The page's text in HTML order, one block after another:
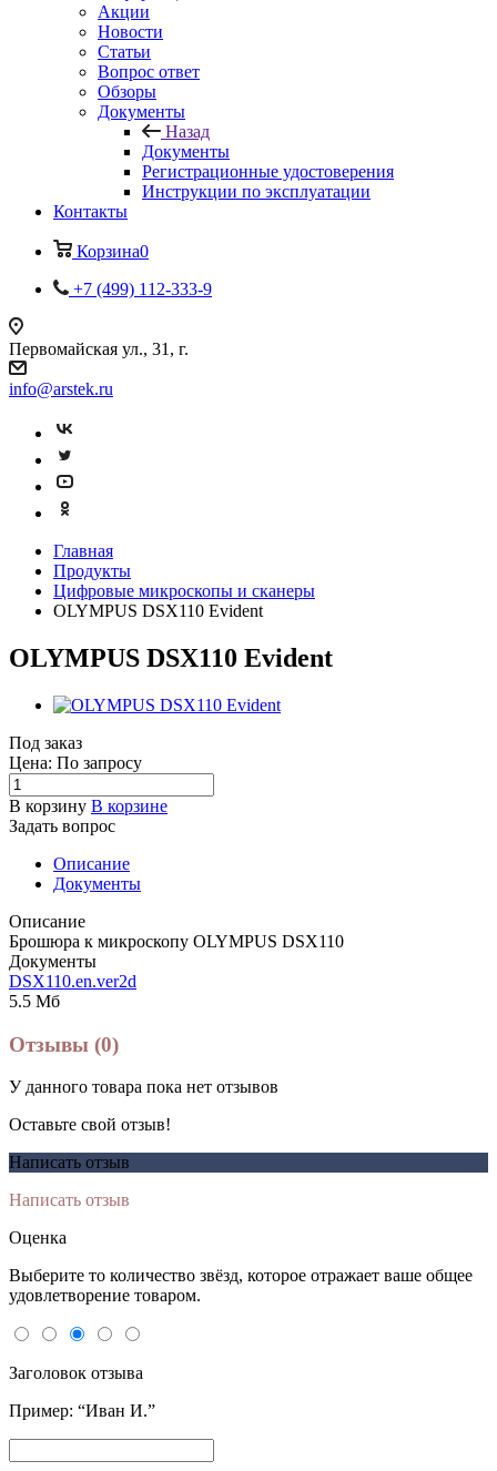
Акции
Новости
Статьи
Вопрос ответ
Обзоры
Документы
Назад
Документы
Регистрационные удостоверения
Инструкции по эксплуатации
Контакты
Корзина0
+7 (499) 112-333-9
Первомайская ул., 31, г.
info@arstek.ru
Главная
Продукты
Цифровые микроскопы и сканеры
OLYMPUS DSX110 Evident
OLYMPUS DSX110 Evident
Под заказ
Цена: По запросу
В корзину В корзине
Задать вопрос
Описание
Документы
Описание
Брошюра к микроскопу OLYMPUS DSX110
Документы
DSX110.en.ver2d
5.5 Мб
Отзывы (0)
У данного товара пока нет отзывов
Оставьте свой отзыв!
Написать отзыв
Написать отзыв
Оценка
Выберите то количество звёзд, которое отражает ваше общее
удовлетворение товаром.
Заголовок отзыва
Пример: “Иван И.”